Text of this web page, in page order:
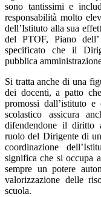
sono tantissimi e
responsabilità molto
dell’Istituto alla sua
del PTOF, Piano
specificato che il
pubblica
Si tratta anche di una
dei docenti, a patto
promossi dall’istituto
scolastico assicura
difendendone il diritto
ruolo del Dirigente di
coordinazione
significa che si occupa
sempre un potere
valorizzazione delle
scuola.